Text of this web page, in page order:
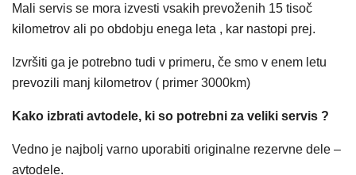
Mali servis se mora izvesti vsakih prevoženih 15 tisoč
kilometrov ali po obdobju enega leta , kar nastopi prej.
Izvršiti ga je potrebno tudi v primeru, če smo v enem letu
prevozili manj kilometrov ( primer 3000km)
Kako izbrati avtodele, ki so potrebni za veliki servis ?
Vedno je najbolj varno uporabiti originalne rezervne dele –
avtodele.